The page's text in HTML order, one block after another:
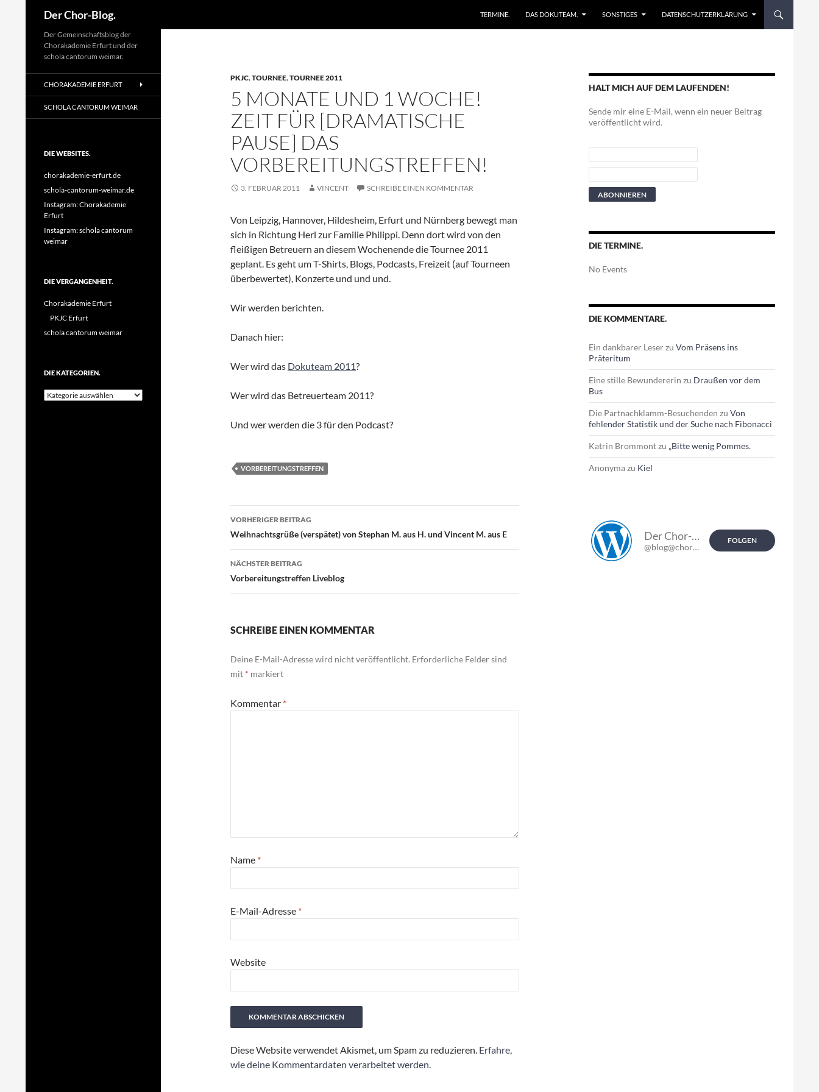
Der Chor-Blog.
TERMINE.
DAS DOKUTEAM. SONSTIGES DATENSCHUTZERKLÄRUNG
PKJC,TOURNEE,TOURNEE 2011
5 MONATE UND 1 WOCHE!
ZEIT FÜR [DRAMATISCHE
PAUSE] DAS
VORBEREITUNGSTREFFEN!
3. FEBRUAR 2011 VINCENT SCHREIBE EINEN KOMMENTAR
Von Leipzig, Hannover, Hildesheim, Erfurt und Nürnberg bewegt man
sich in Richtung Herl zur Familie Philippi. Denn dort wird von den
fleißigen Betreuern an diesem Wochenende die Tournee 2011
geplant. Es geht um T-Shirts, Blogs, Podcasts, Freizeit (auf Tourneen
überbewertet), Konzerte und und und.
Wir werden berichten.
Danach hier:
Wer wird das Dokuteam 2011?
Wer wird das Betreuerteam 2011?
Und wer werden die 3 für den Podcast?
VORBEREITUNGSTREFFEN
Beitragsnavigation
VORHERIGER BEITRAG
Weihnachtsgrüße (verspätet) von Stephan M. aus H. und Vincent M. aus E
NÄCHSTER BEITRAG
Vorbereitungstreffen Liveblog
SCHREIBE EINEN KOMMENTAR
Deine E-Mail-Adresse wird nicht veröffentlicht. Erforderliche Felder sind
mit * markiert
Kommentar *
Name *
E-Mail-Adresse *
Website
Diese Website verwendet Akismet, um Spam zu reduzieren. Erfahre,
wie deine Kommentardaten verarbeitet werden.
HALT MICH AUF DEM LAUFENDEN!
Sende mir eine E-Mail, wenn ein neuer Beitrag
veröffentlicht wird.
DIE TERMINE.
No Events
DIE KOMMENTARE.
Ein dankbarer Leserzu Vom Präsens ins
Präteritum
Eine stille Bewundererin zu Draußen vor dem
Bus
Die Partnachklamm-Besuchenden zu Von
fehlender Statistik und der Suche nach Fibonacci
Katrin Brommontzu „Bitte wenig Pommes.
Anonymazu Kiel
Der Chor-Blog.
@blog@chor-blog.de
FOLGEN
Der Gemeinschaftsblog der
Chorakademie Erfurt und der
schola cantorum weimar.
CHORAKADEMIE ERFURT
SCHOLA CANTORUM WEIMAR
DIE WEBSITES.
chorakademie-erfurt.de
schola-cantorum-weimar.de
Instagram: Chorakademie
Erfurt
Instagram: schola cantorum
weimar
DIE VERGANGENHEIT.
Chorakademie Erfurt
PKJC Erfurt
schola cantorum weimar
DIE KATEGORIEN.
Die